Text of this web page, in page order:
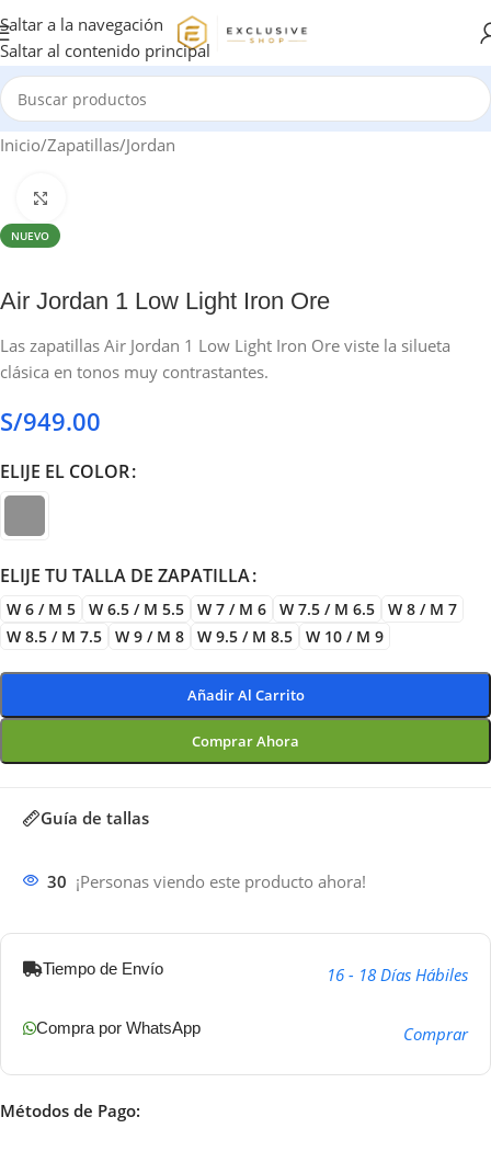
Saltar a la navegación
Saltar al contenido principal
Inicio/Zapatillas/Jordan
NUEVO
Air Jordan 1 Low Light Iron Ore
Las zapatillas Air Jordan 1 Low Light Iron Ore viste la silueta
clásica en tonos muy contrastantes.
S/949.00
ELIJE EL COLOR
ELIJE TU TALLA DE ZAPATILLA
W 6 / M 5 W 6.5 / M 5.5 W 7 / M 6 W 7.5 / M 6.5
W 8 / M 7
W 8.5 / M 7.5
W 9 / M 8 W 9.5 / M 8.5 W 10 / M 9
Añadir Al Carrito
Comprar Ahora
Guía de tallas
30 ¡Personas viendo este producto ahora!
Tiempo de Envío 16 - 18 Días Hábiles
Compra por WhatsApp Comprar
Métodos de Pago: